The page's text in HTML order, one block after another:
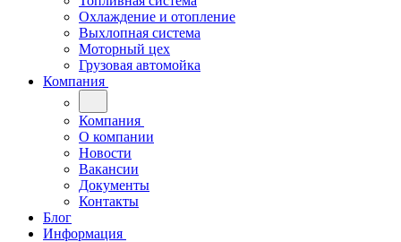
Охлаждение и отопление
Выхлопная система
Моторный цех
Грузовая автомойка
Компания
Компания
О компании
Новости
Вакансии
Документы
Контакты
Блог
Информация